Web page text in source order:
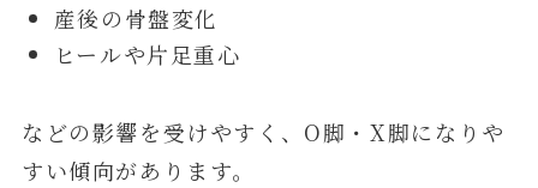
産後の骨盤変化
ヒールや片足重心
などの影響を受けやすく、O脚・X脚になりや
すい傾向があります。